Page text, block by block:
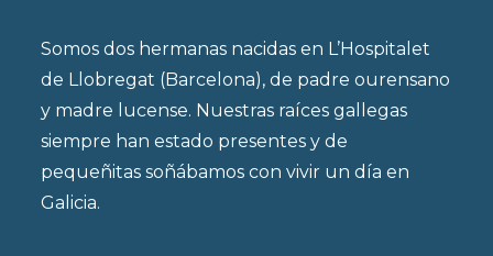
Somos dos hermanas nacidas en L’Hospitalet
de Llobregat (Barcelona), de padre ourensano
y madre lucense. Nuestras raíces gallegas
siempre han estado presentes y de
pequeñitas soñábamos con vivir un día en
Galicia.